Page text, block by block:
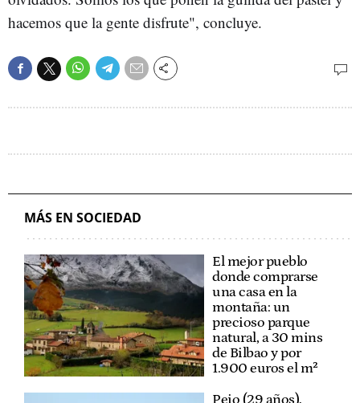
hacemos que la gente disfrute", concluye.
MÁS EN SOCIEDAD
El mejor pueblo
donde comprarse
una casa en la
montaña: un
precioso parque
natural, a 30 mins
de Bilbao y por
1.900 euros el m²
Peio (29 años),